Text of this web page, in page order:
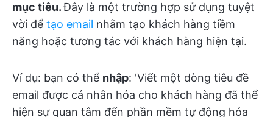
mục tiêu.Đây là một trường hợp sử dụng tuyệt
vời để tạo email nhằm tạo khách hàng tiềm
năng hoặc tương tác với khách hàng hiện tại.
Ví dụ: bạn có thể nhập: 'Viết một dòng tiêu đề
email được cá nhân hóa cho khách hàng đã thể
hiện sự quan tâm đến phần mềm tự động hóa